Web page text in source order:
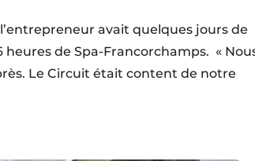
avait quelques jours de
de Spa-Francorchamps. «
Le Circuit était content de notre